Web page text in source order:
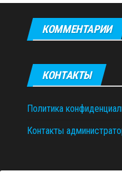
КОММЕНТАРИИ
КОНТАКТЫ
Политика
Контакты